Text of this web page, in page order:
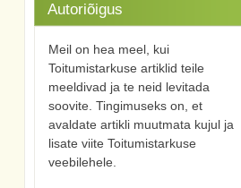
Autoriõigus
Meil on hea meel, kui
Toitumistarkuse artiklid teile
meeldivad ja te neid levitada
soovite. Tingimuseks on, et
avaldate artikli muutmata kujul ja
lisate viite Toitumistarkuse
veebilehele.